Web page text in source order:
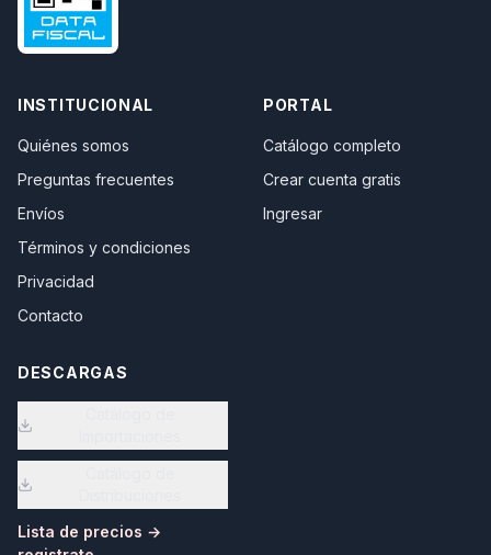
INSTITUCIONAL
Quiénes somos
Preguntas frecuentes
Envíos
Términos y condiciones
Privacidad
Contacto
PORTAL
Catálogo completo
Crear cuenta gratis
Ingresar
DESCARGAS
Lista de precios →